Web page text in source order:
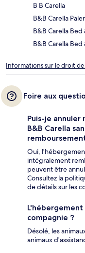
B B Carella
B&B Carella
B&B Carella
B&B Carella
Informations sur le droit
Foire aux
Puis-je
B&B Carella
Oui,
intégralement
peuvent être
Consultez la
de détails sur les
compagnie ?
Désolé, les
animaux